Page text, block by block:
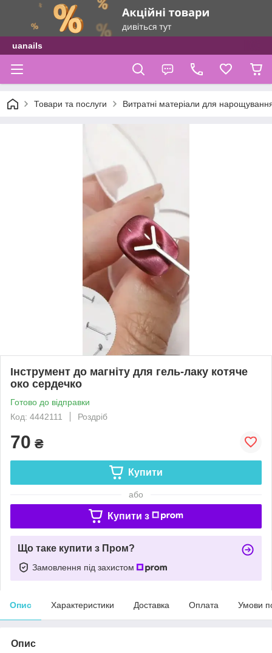
uanails
Товари та послуги Витратні матеріали для
Інструмент до магніту для гель-лаку котяче
око сердечко
Готово до відправки
Код: 4442111
Роздріб
70 ₴
Купити
або
Купити з
Що таке купити з Пром?
Замовлення під захистом
Опис Характеристики Доставка Оплата Умови
Опис